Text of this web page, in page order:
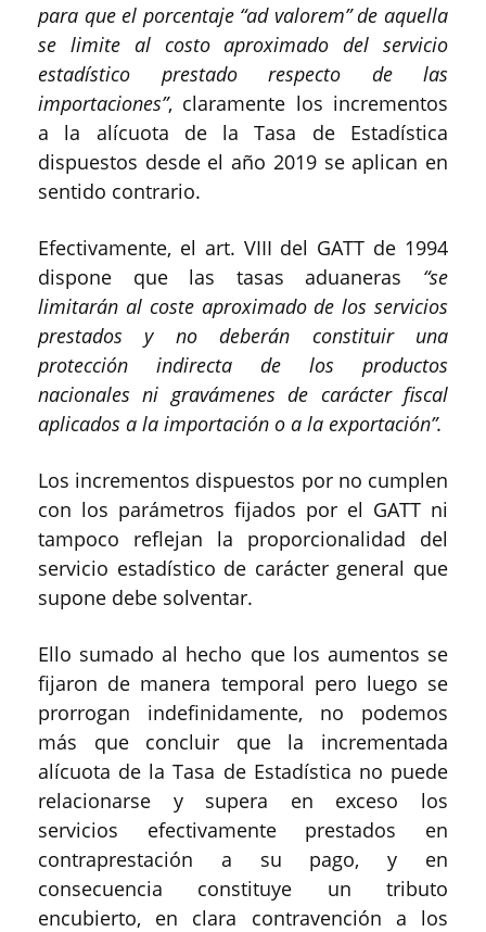
para que el porcentaje “ad valorem” de aquella
se limite al costo aproximado del servicio
estadístico prestado respecto de las
importaciones”, claramente los incrementos
a la alícuota de la Tasa de Estadística
dispuestos desde el año 2019 se aplican en
sentido contrario.
Efectivamente, el art. VIII del GATT de 1994
dispone que las tasas aduaneras “se
limitarán al coste aproximado de los servicios
prestados y no deberán constituir una
protección indirecta de los productos
nacionales ni gravámenes de carácter fiscal
aplicados a la importación o a la exportación”.
Los incrementos dispuestos por no cumplen
con los parámetros fijados por el GATT ni
tampoco reflejan la proporcionalidad del
servicio estadístico de carácter general que
supone debe solventar.
Ello sumado al hecho que los aumentos se
fijaron de manera temporal pero luego se
prorrogan indefinidamente, no podemos
más que concluir que la incrementada
alícuota de la Tasa de Estadística no puede
relacionarse y supera en exceso los
servicios efectivamente prestados en
contraprestación a su pago, y en
consecuencia constituye un tributo
encubierto, en clara contravención a los